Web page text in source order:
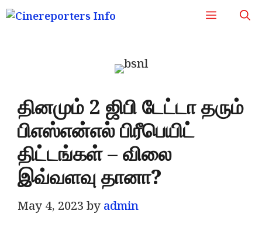
Skip
Menu
தினமும் 2 ஜிபி டேட்டா தரும்
பிஎஸ்என்எல் பிரீபெயிட்
திட்டங்கள் – விலை
இவ்வளவு தானா?
May 4, 2023byadmin